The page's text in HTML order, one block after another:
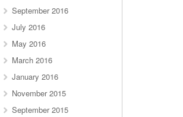
September 2016
July 2016
May 2016
March 2016
January 2016
November 2015
September 2015